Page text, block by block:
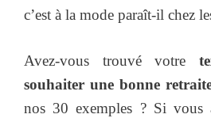
c’est à la mode paraît-il chez
Avez-vous trouvé votre
souhaiter une bonne
nos 30 exemples ? Si vous